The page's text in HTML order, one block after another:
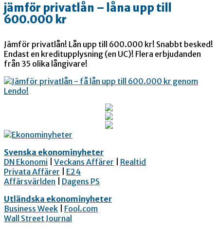
jämför privatlån – låna upp till
600.000 kr
Jämför privatlån! Lån upp till 600.000 kr! Snabbt besked!
Endast en kreditupplysning (en UC)! Flera erbjudanden
från 35 olika långivare!
Svenska ekonominyheter
DN Ekonomi
Veckans Affärer
Realtid
Privata Affärer
E24
Affärsvärlden
Dagens PS
Utländska ekonominyheter
Business Week
Fool.com
Wall Street Journal